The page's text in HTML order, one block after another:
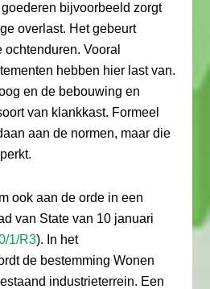
bijvoorbeeld zorgt
overlast. Het gebeurt
Vooral
hebben hier last van.
en de bebouwing en
van klankkast. Formeel
aan de normen, maar die
ook aan de orde in een
van State van 10 januari
1/R3). In het
de bestemming Wonen
industrieterrein. Een